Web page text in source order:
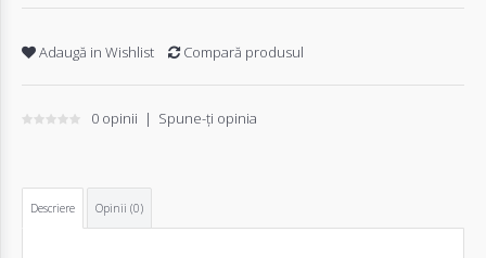
Adaugă in Wishlist Compară produsul
0 opinii | Spune-ţi opinia
Descriere Opinii (0)